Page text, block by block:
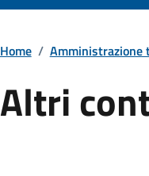
Home / Amministrazione
Altri